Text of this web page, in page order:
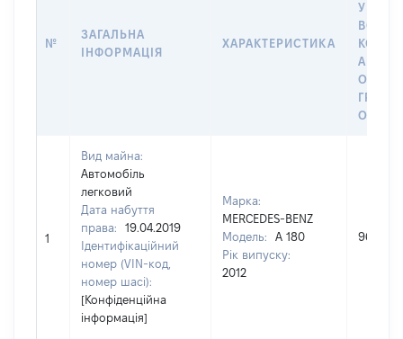
№
ЗАГАЛЬНА
ІНФОРМАЦІЯ
ХАРАКТЕРИСТИКА
У
АБО
1
Вид майна:
Автомобіль
легковий
Дата набуття
права:
19.04.2019
Ідентифікаційний
номер (VIN-код,
номер шасі):
[Конфіденційна
інформація]
Марка:
MERCEDES-BENZ
Модель:
A 180
Рік випуску:
2012
96807